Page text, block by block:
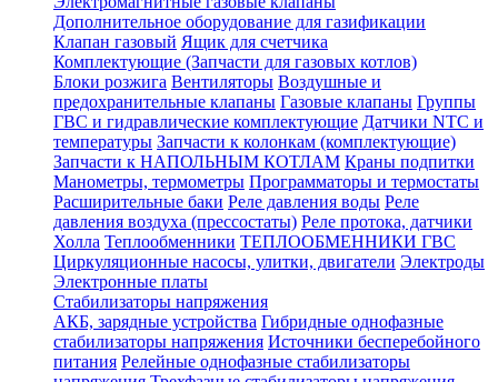
Дополнительное оборудование для газификации
Клапан газовый Ящик для счетчика
Комплектующие (Запчасти для газовых котлов)
Блоки розжига Вентиляторы Воздушные и
предохранительные клапаны Газовые клапаны Группы
ГВС и гидравлические комплектующие Датчики NTC и
температуры Запчасти к колонкам (комплектующие)
Запчасти к НАПОЛЬНЫМ КОТЛАМ Краны подпитки
Манометры, термометры Программаторы и термостаты
Расширительные баки Реле давления воды Реле
давления воздуха (прессостаты) Реле протока, датчики
Холла Теплообменники ТЕПЛООБМЕННИКИ ГВС
Циркуляционные насосы, улитки, двигатели Электроды
Электронные платы
Стабилизаторы напряжения
АКБ, зарядные устройства Гибридные однофазные
стабилизаторы напряжения Источники бесперебойного
питания Релейные однофазные стабилизаторы